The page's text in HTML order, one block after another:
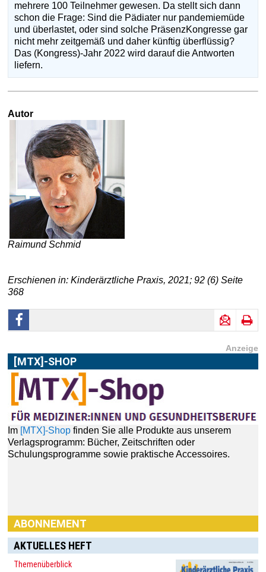
mehrere 100 Teilnehmer gewesen. Da stellt sich dann
schon die Frage: Sind die Pädiater nur pandemiemüde
und überlastet, oder sind solche Präsenz­Kongresse gar
nicht mehr zeitgemäß und daher künftig überflüssig?
Das (Kongress)-Jahr 2022 wird darauf die Antworten
liefern.
Autor
Raimund Schmid
Erschienen in: Kinderärztliche Praxis, 2021; 92 (6) Seite
368
Anzeige
[MTX]-SHOP
Im
finden Sie alle Produkte aus unserem
Verlagsprogramm: Bücher, Zeitschriften oder
Schulungsprogramme sowie praktische Accessoires.
AKTUELLES HEFT
Themenüberblick